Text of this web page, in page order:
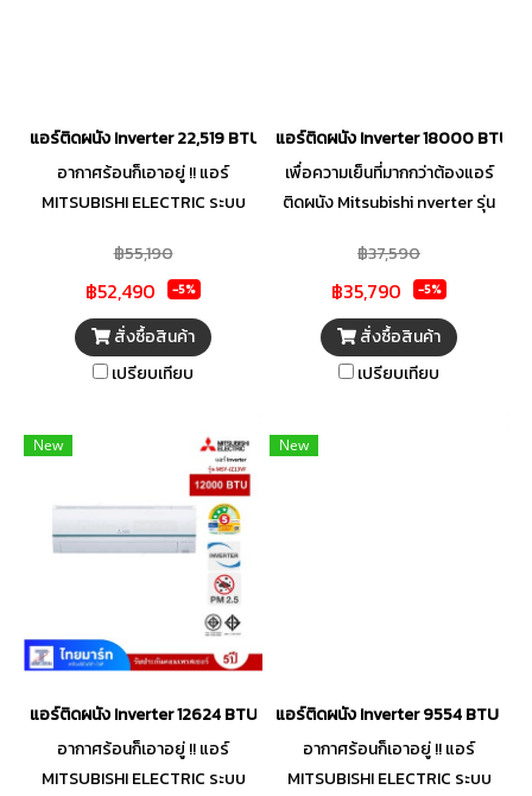
ต่าง ๆ ได้หลากหลายสไตล์อย่าง
ลงตั
โวลต์ เคลือบสารป้องกันความชื้น
แมลง และไฟฟ้าลัดวงจร พร้อม
แผงระบายความร้อนแบบ MFC
(Multi-Flow Condenser) ผลิต
จากคอยล์อะลูมิเนียมอัลลอยผสม
Zinc เคลือบสารป้องกันการ
กัดกร่อน ทนทาน ไม่รั่วซึม
แอร์ติดผนัง Inverter 22,519 BTU MITSUBISHI ELECTRIC รุ่น MSY-
อากาศร้อนก็เอาอยู่ !! แอร์
MITSUBISHI ELECTRIC ระบบ
บ้านคุณเย็นสบายทันใจด้วย FAST
Cooling ที่ปรับรอบ
คอมเพรสเซอร์สูงสุดเพื่อทำความ
เย็นรวดเร็ว หมดกังวลเรื่อง
คุณภาพอากาศ เพราะมีทั้ง V-Air
แบคทีเรีย และเชื้อรา ผสานกับ PM
2.5 FILTER ที่ดักจับอนุภาคฝุ่น
ขนาดเล็ก หลับสบายตลอดคืน
ด้วยโหมด Sleep เทคโนโลยี Dual
Barrier Coating x 3 ลดการเกาะ
ของฝุ่นและน้ำมัน 3 จุดสำคัญ
วางใจได้ด้วย MFC คอล์ยร้อนที่
ทนทานทุกสภาพอากาศ และระบบ
Auto Restart ที่ทำงานต่อได้ทันที
เมื่อไฟกลับมา มีระบบแจ้งเตือน
Error Code (2-way) เมื่อเครื่อง
เกิดปัญหาและตั้งเวลา เปิด-ปิด
฿55,190
฿52,490 -5%
สั่งซื้อสินค้า
เปรียบเทียบ
แอร์ติดผนัง Inverter 18000 BTU
เพื่อความเย็นที่มากกว่าต้องแอร์
ติดผนัง Mitsubishi nverter รุ่น
พร้อมความประหยัดที่ให้ได้มากกว่า
กับ Mitsubishi Electric JZ
Series แอร์ติดผนังเย็นเร็วทันใจ
ด้วยเทคโนโลยี Fast Cooling ที่จะ
ช่วยปรับอุณหภูมิให้ลดลงในเวลา
แผ่นกรองฝุ่นที่ออกแบบพิเศษและ
฿37,590
฿35,790 -5%
สั่งซื้อสินค้า
เปรียบเทียบ
New
แอร์ติดผนัง Inverter 12624 BTU MITSUBISHI ELECTRIC
อากาศร้อนก็เอาอยู่ !! แอร์
MITSUBISHI ELECTRIC ระบบ
New
แอร์ติดผนัง Inverter 9554 BTU
อากาศร้อนก็เอาอยู่ !! แอร์
MITSUBISHI ELECTRIC ระบบ